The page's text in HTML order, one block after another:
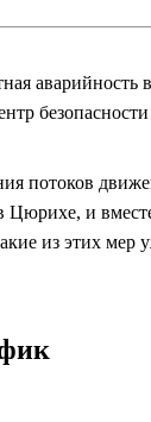
аварийность
потоков
Цюрихе, и
из этих мер